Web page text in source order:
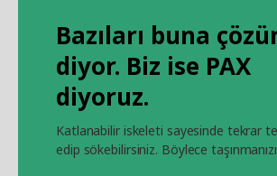
Bazıları buna
diyor. Biz ise PAX
diyoruz.
Katlanabilir iskeleti sayesinde tekrar
edip sökebilirsiniz. Böylece